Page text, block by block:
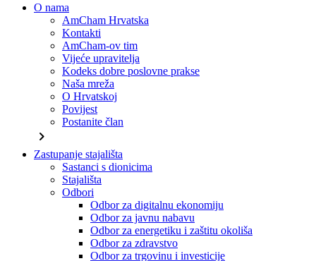
O nama
AmCham Hrvatska
Kontakti
AmCham-ov tim
Vijeće upravitelja
Kodeks dobre poslovne prakse
Naša mreža
O Hrvatskoj
Povijest
Postanite član
chevron_right
Zastupanje stajališta
Sastanci s dionicima
Stajališta
Odbori
Odbor za digitalnu ekonomiju
Odbor za javnu nabavu
Odbor za energetiku i zaštitu okoliša
Odbor za zdravstvo
Odbor za trgovinu i investicije